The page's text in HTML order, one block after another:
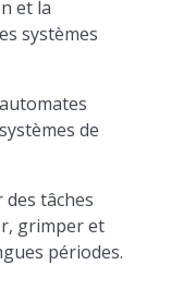
et la
systèmes
de
tâches
grimper et
périodes.